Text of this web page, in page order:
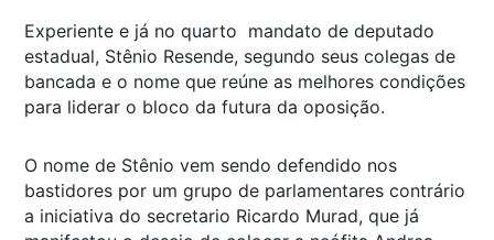
Experiente e já no quarto mandato de deputado
estadual, Stênio Resende, segundo seus colegas de
bancada e o nome que reúne as melhores condições
para liderar o bloco da futura da oposição.
O nome de Stênio vem sendo defendido nos
bastidores por um grupo de parlamentares contrário
a iniciativa do secretario Ricardo Murad, que já